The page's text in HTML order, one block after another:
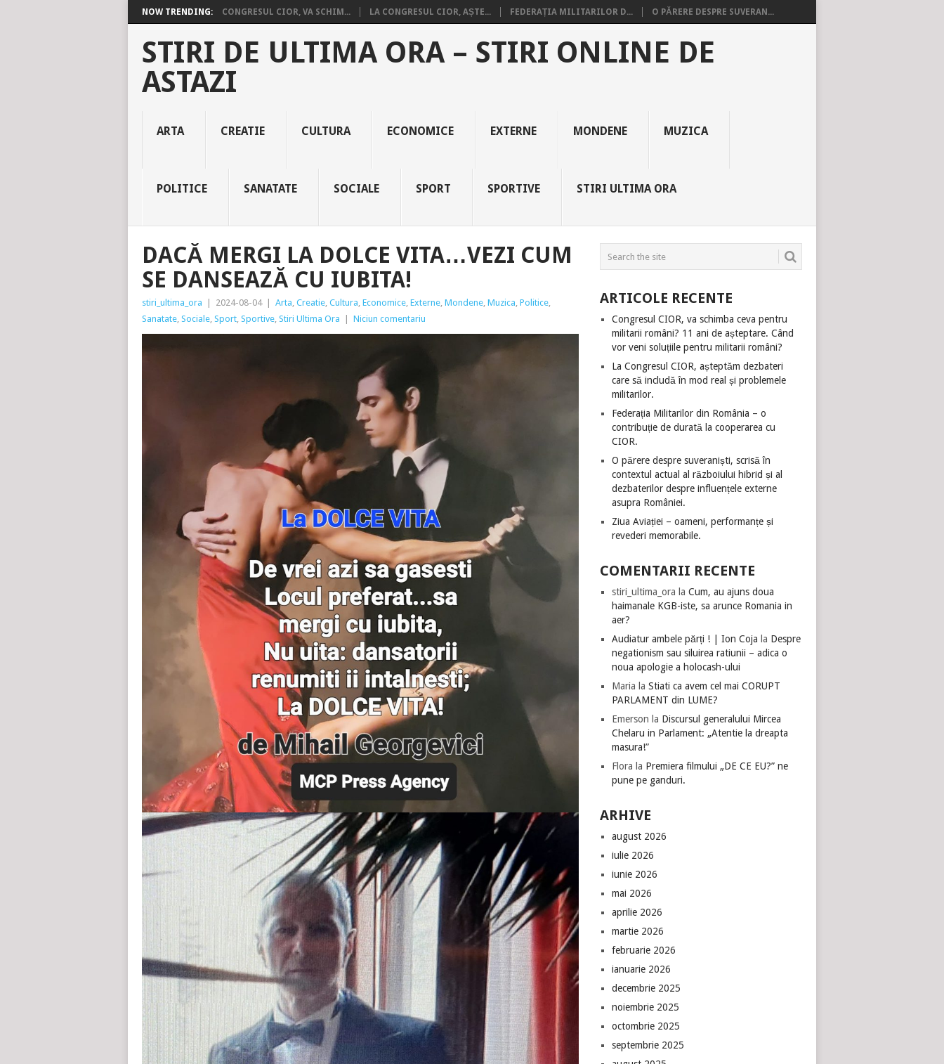
NOW TRENDING: CONGRESUL CIOR, VA SCHIM... LA CONGRESUL CIOR, AȘTE... FEDERAȚIA MILITARILOR D... O PĂRERE DESPRE SUVERAN...
STIRI DE ULTIMA ORA – STIRI ONLINE DE
ASTAZI
ARTA CREATIE CULTURA ECONOMICE EXTERNE MONDENE MUZICA
POLITICE SANATATE SOCIALE SPORT SPORTIVE STIRI ULTIMA ORA
DACĂ MERGI LA DOLCE VITA…VEZI CUM
SE DANSEAZĂ CU IUBITA!
stiri_ultima_ora 2024-08-04 Arta, Creatie, Cultura, Economice, Externe, Mondene, Muzica, Politice,
Sanatate, Sociale, Sport, Sportive, Stiri Ultima Ora Niciun comentariu
ARTICOLE RECENTE
Congresul CIOR, va schimba ceva pentru
militarii români? 11 ani de așteptare. Când
vor veni soluțiile pentru militarii români?
La Congresul CIOR, așteptăm dezbateri
care să includă în mod real și problemele
militarilor.
Federația Militarilor din România – o
contribuție de durată la cooperarea cu
CIOR.
O părere despre suveraniști, scrisă în
contextul actual al războiului hibrid și al
dezbaterilor despre influențele externe
asupra României.
Ziua Aviației – oameni, performanțe și
revederi memorabile.
COMENTARII RECENTE
stiri_ultima_ora laCum, au ajuns doua
haimanale KGB-iste, sa arunce Romania in
aer?
Audiatur ambele părți ! | Ion Coja la Despre
negationism sau siluirea ratiunii – adica o
noua apologie a holocash-ului
Maria laStiati ca avem cel mai CORUPT
PARLAMENT din LUME?
Emerson la Discursul generalului Mircea
Chelaru in Parlament: „Atentie la dreapta
masura!”
Flora la Premiera filmului „DE CE EU?” ne
pune pe ganduri.
ARHIVE
august 2026
iulie 2026
iunie 2026
mai 2026
aprilie 2026
martie 2026
februarie 2026
ianuarie 2026
decembrie 2025
noiembrie 2025
octombrie 2025
septembrie 2025